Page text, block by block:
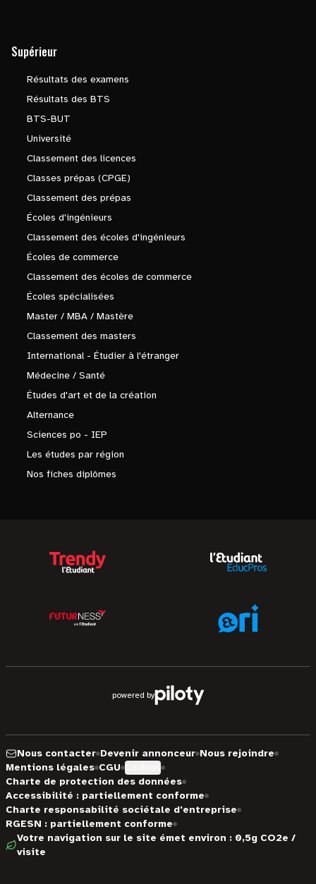
Supérieur
Résultats des examens
Résultats des BTS
BTS-BUT
Université
Classement des licences
Classes prépas (CPGE)
Classement des prépas
Écoles d'ingénieurs
Classement des écoles d'ingénieurs
Écoles de commerce
Classement des écoles de commerce
Écoles spécialisées
Master / MBA / Mastère
Classement des masters
International - Étudier à l'étranger
Médecine / Santé
Études d'art et de la création
Alternance
Sciences po - IEP
Les études par région
Nos fiches diplômes
powered by
Nous contacter Devenir annonceur Nous rejoindre
Mentions légales CGU
Charte de protection des données
Accessibilité : partiellement conforme
Charte responsabilité sociétale d'entreprise
RGESN : partiellement conforme
Votre navigation sur le site émet environ : 0,5g CO2e /
visite